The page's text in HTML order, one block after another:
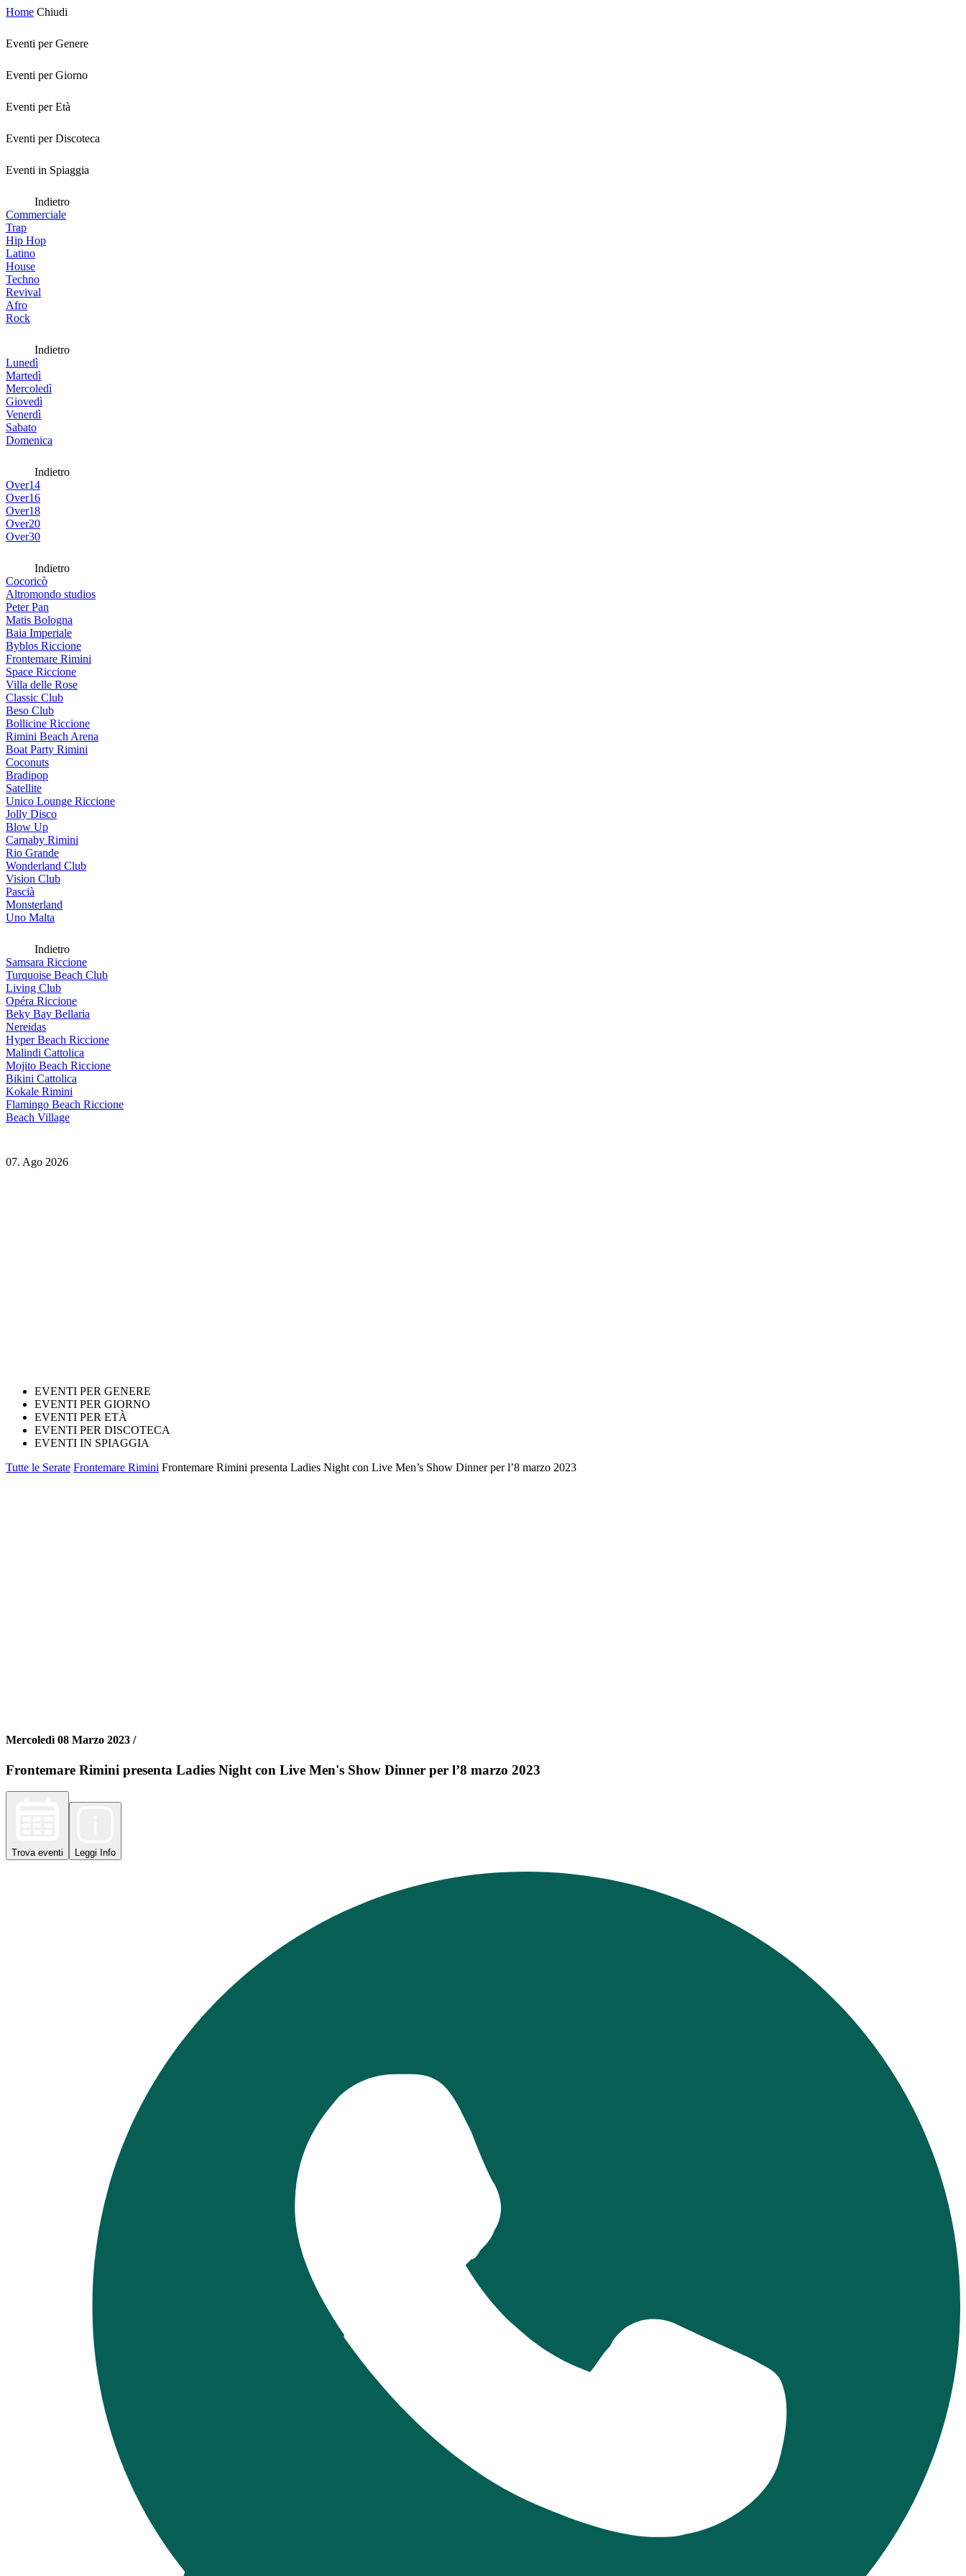
Home Chiudi
Eventi per Genere
Eventi per Giorno
Eventi per Età
Eventi per Discoteca
Eventi in Spiaggia
Indietro
Commerciale
Trap
Hip Hop
Latino
House
Techno
Revival
Afro
Rock
Indietro
Lunedì
Martedì
Mercoledì
Giovedì
Venerdì
Sabato
Domenica
Indietro
Over14
Over16
Over18
Over20
Over30
Indietro
Cocoricò
Altromondo studios
Peter Pan
Matis Bologna
Baia Imperiale
Byblos Riccione
Frontemare Rimini
Space Riccione
Villa delle Rose
Classic Club
Beso Club
Bollicine Riccione
Rimini Beach Arena
Boat Party Rimini
Coconuts
Bradipop
Satellite
Unico Lounge Riccione
Jolly Disco
Blow Up
Carnaby Rimini
Rio Grande
Wonderland Club
Vision Club
Pascià
Monsterland
Uno Malta
Indietro
Samsara Riccione
Turquoise Beach Club
Living Club
Opéra Riccione
Beky Bay Bellaria
Nereidas
Hyper Beach Riccione
Malindi Cattolica
Mojito Beach Riccione
Bikini Cattolica
Kokale Rimini
Flamingo Beach Riccione
Beach Village
07. Ago 2026
EVENTI PER GENERE
EVENTI PER GIORNO
EVENTI PER ETÀ
EVENTI PER DISCOTECA
EVENTI IN SPIAGGIA
Tutte le Serate Frontemare Rimini Frontemare Rimini presenta Ladies Night con Live Men’s Show Dinner per l’8 marzo 2023
Mercoledì 08 Marzo 2023 /
Frontemare Rimini presenta Ladies Night con Live Men's Show Dinner per l’8 marzo 2023
Trova eventi Leggi Info